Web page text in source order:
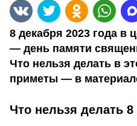
8 декабря 2023 года в
— день памяти
Что нельзя делать в
приметы — в
Что нельзя делать 8